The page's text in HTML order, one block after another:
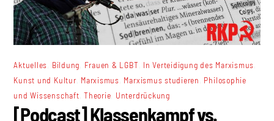
Aktuelles Bildung Frauen & LGBT In Verteidigung des Marxismus
Kunst und Kultur Marxismus Marxismus studieren Philosophie
und Wissenschaft ,Theorie Unterdrückung
[Podcast] Klassenkampf vs.